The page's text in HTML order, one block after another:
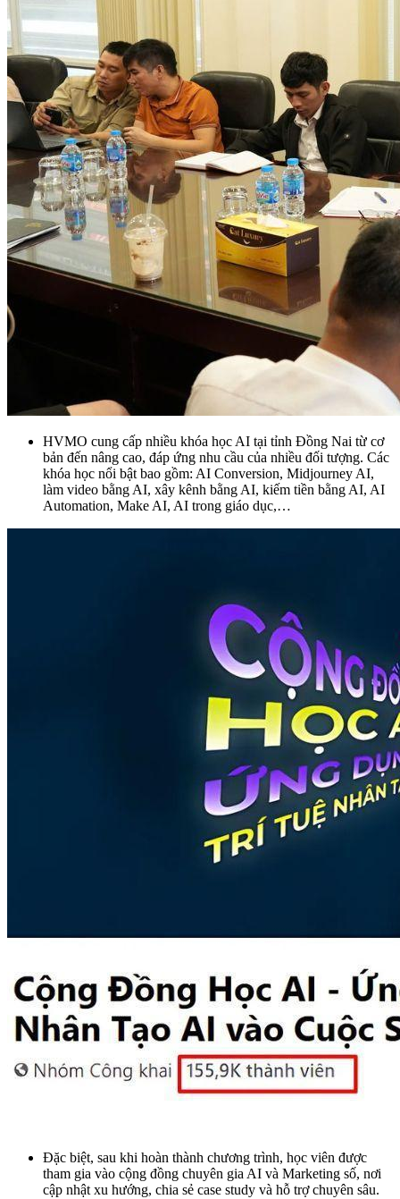
HVMO cung cấp nhiều khóa học AI tại tỉnh Đồng Nai từ cơ
bản đến nâng cao, đáp ứng nhu cầu của nhiều đối tượng. Các
khóa học nổi bật bao gồm: AI Conversion, Midjourney AI,
làm video bằng AI, xây kênh bằng AI, kiếm tiền bằng AI, AI
Automation, Make AI, AI trong giáo dục,…
Đặc biệt, sau khi hoàn thành chương trình, học viên được
tham gia vào cộng đồng chuyên gia AI và Marketing số, nơi
cập nhật xu hướng, chia sẻ case study và hỗ trợ chuyên sâu.